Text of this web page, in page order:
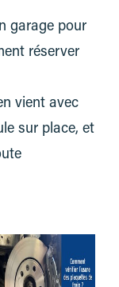
garage pour
réserver
vient avec
sur place, et